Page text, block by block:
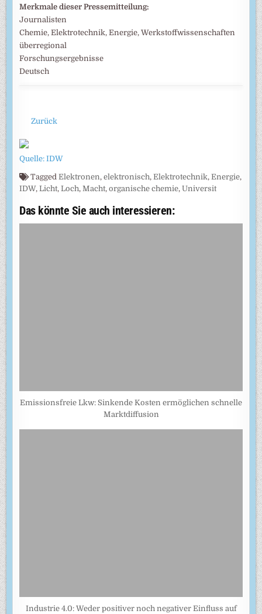
Merkmale dieser Pressemitteilung:
Journalisten
Chemie, Elektrotechnik, Energie, Werkstoffwissenschaften
überregional
Forschungsergebnisse
Deutsch
Zurück
Quelle: IDW
TaggedElektronen,elektronisch,Elektrotechnik,Energie,
IDW,Licht,Loch,Macht,organische chemie,Universit
Das könnte Sie auch interessieren:
Emissionsfreie Lkw: Sinkende Kosten ermöglichen schnelle
Marktdiffusion
Industrie 4.0: Weder positiver noch negativer Einfluss auf